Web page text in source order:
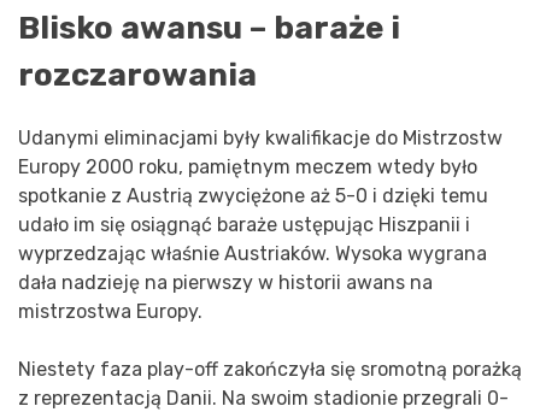
Blisko awansu – baraże i
rozczarowania
Udanymi eliminacjami były kwalifikacje do Mistrzostw
Europy 2000 roku, pamiętnym meczem wtedy było
spotkanie z Austrią zwyciężone aż 5-0 i dzięki temu
udało im się osiągnąć baraże ustępując Hiszpanii i
wyprzedzając właśnie Austriaków. Wysoka wygrana
dała nadzieję na pierwszy w historii awans na
mistrzostwa Europy.
Niestety faza play-off zakończyła się sromotną porażką
z reprezentacją Danii. Na swoim stadionie przegrali 0-